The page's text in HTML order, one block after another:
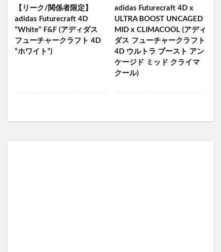
【リーク/関係者限定】
adidas Futurecraft 4D
“White” F&F (アディダス
フューチャークラフト 4D
“ホワイト”)
adidas Futurecraft 4D x
ULTRA BOOST UNCAGED
MID x CLIMACOOL (アディ
ダス フューチャークラフト
4D ウルトラ ブースト アン
ケージド ミッド クライマ
クール)